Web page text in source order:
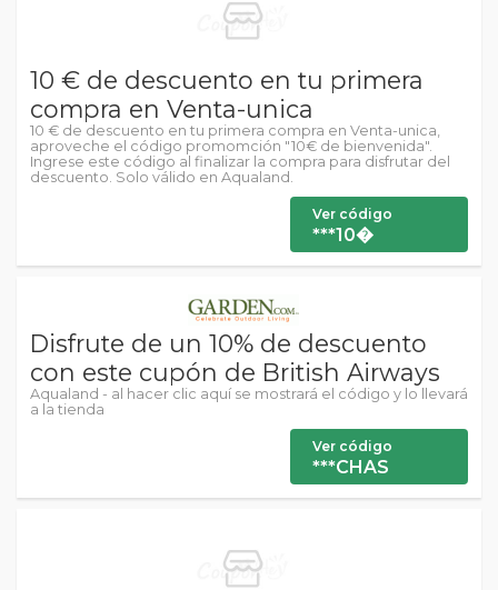
10 € de descuento en tu primera
compra en Venta-unica
10 € de descuento en tu primera compra en Venta-unica,
aproveche el código promomción "10€ de bienvenida".
Ingrese este código al finalizar la compra para disfrutar del
descuento. Solo válido en Aqualand.
Ver código
***10�
Disfrute de un 10% de descuento
con este cupón de British Airways
Aqualand - al hacer clic aquí se mostrará el código y lo llevará
a la tienda
Ver código
***CHAS